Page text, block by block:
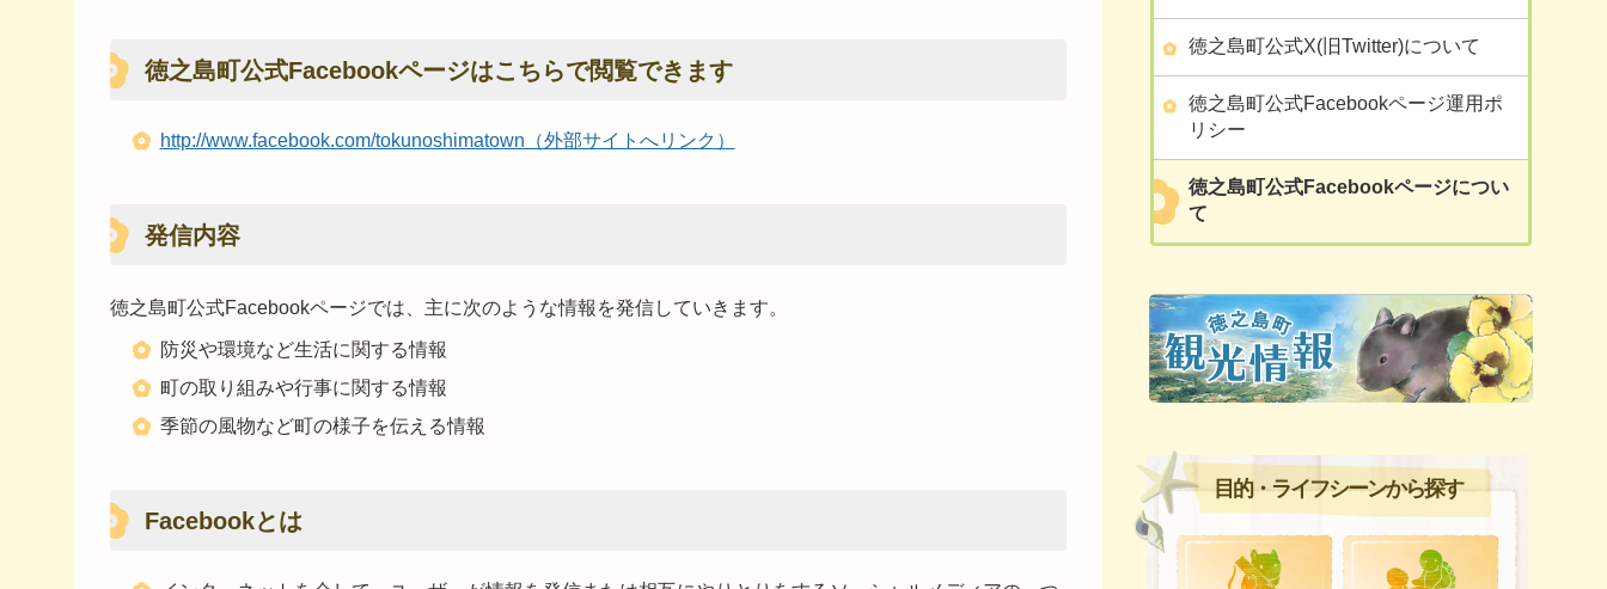
徳之島町公式Facebookページはこちらで閲覧できます
http://www.facebook.com/tokunoshimatown（外部サイトへリンク）
発信内容
徳之島町公式Facebookページでは、主に次のような情報を発信していきます。
防災や環境など生活に関する情報
町の取り組みや行事に関する情報
季節の風物など町の様子を伝える情報
Facebookとは
徳之島町公式X(旧Twitter)について
徳之島町公式Facebookページ運用ポ
リシー
徳之島町公式Facebookページについ
て
目的・ライフシーンから探す